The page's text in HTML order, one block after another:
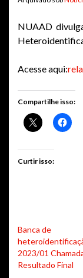
NUAAD
Acesse aqui:
Compartilhe isso:
Curtir isso:
Banca de
2023/01
Resultado Final